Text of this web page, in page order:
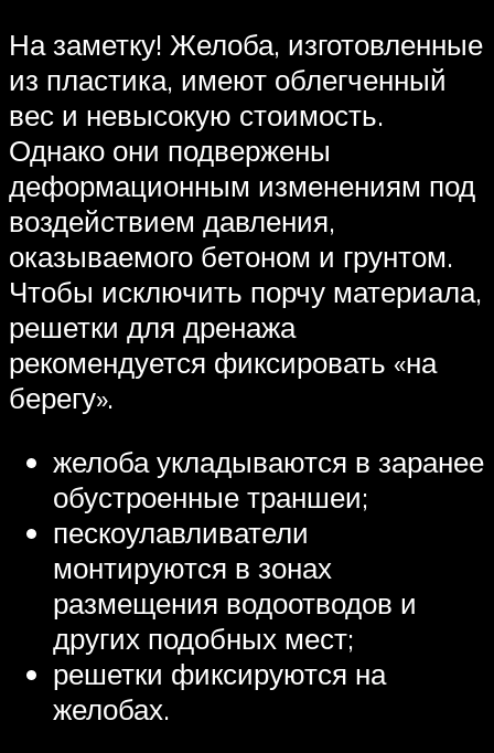
На заметку! Желоба, изготовленные
из пластика, имеют облегченный
вес и невысокую стоимость.
Однако они подвержены
деформационным изменениям под
воздействием давления,
оказываемого бетоном и грунтом.
Чтобы исключить порчу материала,
решетки для дренажа
рекомендуется фиксировать «на
берегу».
желоба укладываются в заранее
обустроенные траншеи;
пескоулавливатели
монтируются в зонах
размещения водоотводов и
других подобных мест;
решетки фиксируются на
желобах.